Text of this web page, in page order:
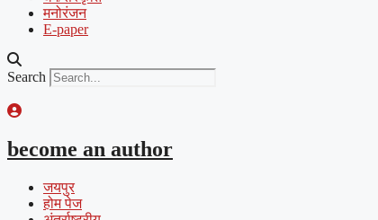
मनोरंजन
E-paper
Search
become an author
जयपुर
होम पेज